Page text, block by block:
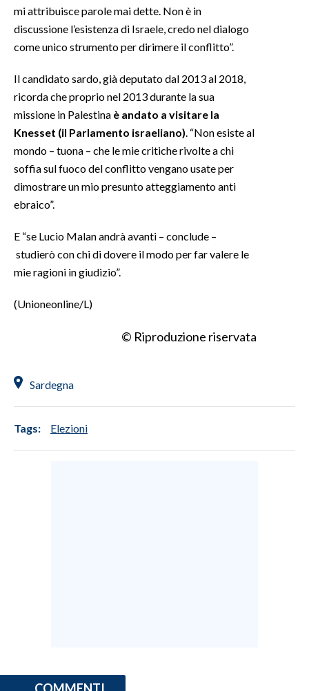
mi attribuisce parole mai dette. Non è in
discussione l’esistenza di Israele, credo nel dialogo
come unico strumento per dirimere il conflitto”.
Il candidato sardo, già deputato dal 2013 al 2018,
ricorda che proprio nel 2013 durante la sua
missione in Palestina è andato a visitare la
Knesset (il Parlamento israeliano) . “Non esiste al
mondo – tuona – che le mie critiche rivolte a chi
soffia sul fuoco del conflitto vengano usate per
dimostrare un mio presunto atteggiamento anti
ebraico”.
E “se Lucio Malan andrà avanti – conclude –
studierò con chi di dovere il modo per far valere le
mie ragioni in giudizio”.
(Unioneonline/L)
© Riproduzione riservata
Sardegna
Tags: Elezioni